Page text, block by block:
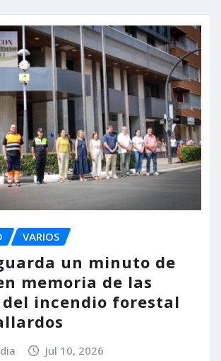
VARIOS
un minuto de
memoria de las
incendio forestal
Jul 10, 2026